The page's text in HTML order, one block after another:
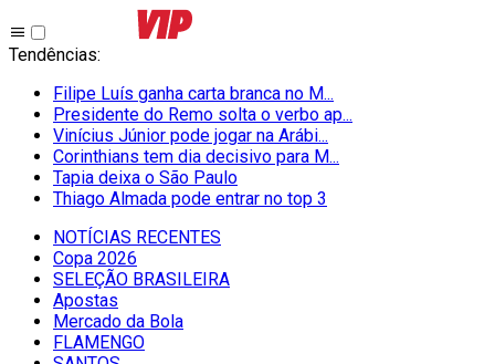
Tendências:
Filipe Luís ganha carta branca no M...
Presidente do Remo solta o verbo ap...
Vinícius Júnior pode jogar na Arábi...
Corinthians tem dia decisivo para M...
Tapia deixa o São Paulo
Thiago Almada pode entrar no top 3
NOTÍCIAS RECENTES
Copa 2026
SELEÇÃO BRASILEIRA
Apostas
Mercado da Bola
FLAMENGO